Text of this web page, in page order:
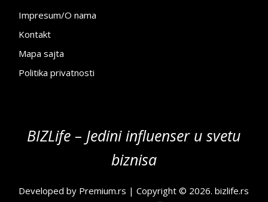
Impresum/O nama
Kontakt
Mapa sajta
Politika privatnosti
BIZLife – Jedini influenser u svetu
biznisa
Developed by Premium.rs | Copyright © 2026.bizlife.rs